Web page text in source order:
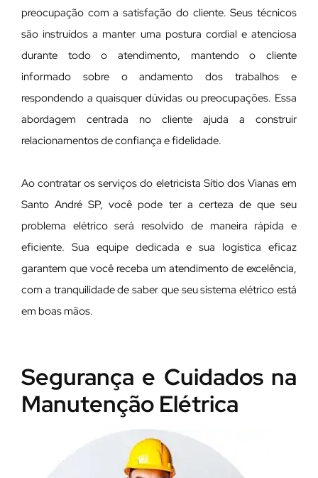
preocupação com a satisfação do cliente. Seus técnicos
são instruídos a manter uma postura cordial e atenciosa
durante todo o atendimento, mantendo o cliente
informado sobre o andamento dos trabalhos e
respondendo a quaisquer dúvidas ou preocupações. Essa
abordagem centrada no cliente ajuda a construir
relacionamentos de confiança e fidelidade.
Ao contratar os serviços do eletricista Sítio dos Vianas em
Santo André SP, você pode ter a certeza de que seu
problema elétrico será resolvido de maneira rápida e
eficiente. Sua equipe dedicada e sua logística eficaz
garantem que você receba um atendimento de excelência,
com a tranquilidade de saber que seu sistema elétrico está
em boas mãos.
Segurança e Cuidados na
Manutenção Elétrica